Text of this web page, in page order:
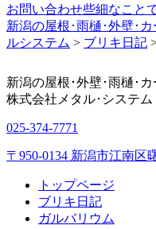
お問い合わせ些細なこと
新潟の屋根･雨樋･外壁･
ルシステム > ブリキ日記
新潟の屋根･外壁･雨樋･
株式会社 メタル･システム
025-374-7771
〒950-0134 新潟市江南区
トップページ
ブリキ日記
ガルバリウム